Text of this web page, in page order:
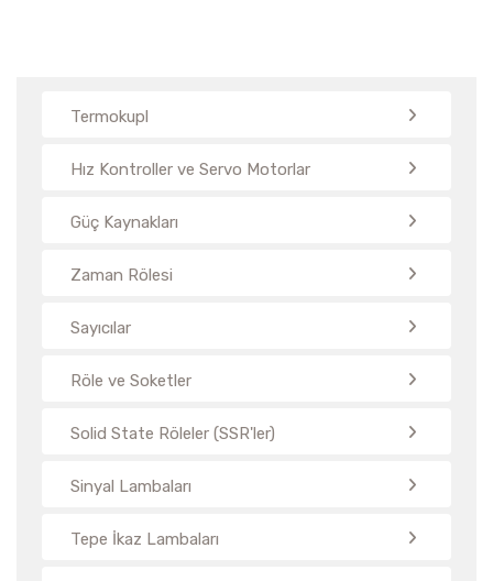
Termokupl
Hız Kontroller ve Servo Motorlar
Güç Kaynakları
Zaman Rölesi
Sayıcılar
Röle ve Soketler
Solid State Röleler (SSR'ler)
Sinyal Lambaları
Tepe İkaz Lambaları